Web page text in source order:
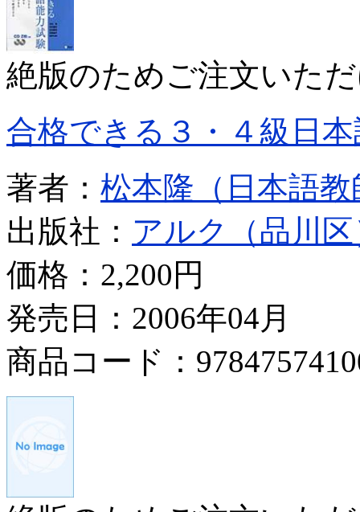
絶版のためご注文いた
合格できる３・４級日
著者： 松本隆（日本語教
出版社： アルク（品川
価格： 2,200円
発売日：2006年04月
商品コード：